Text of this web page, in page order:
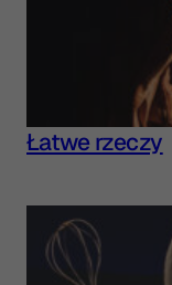
Łatwe rzeczy